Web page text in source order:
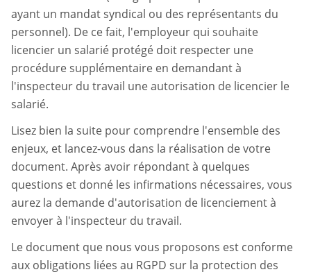
ayant un mandat syndical ou des représentants du
personnel). De ce fait, l'employeur qui souhaite
licencier un salarié protégé doit respecter une
procédure supplémentaire en demandant à
l'inspecteur du travail une autorisation de licencier le
salarié.
Lisez bien la suite pour comprendre l'ensemble des
enjeux, et lancez-vous dans la réalisation de votre
document. Après avoir répondant à quelques
questions et donné les infirmations nécessaires, vous
aurez la demande d'autorisation de licenciement à
envoyer à l'inspecteur du travail.
Le document que nous vous proposons est conforme
aux obligations liées au RGPD sur la protection des